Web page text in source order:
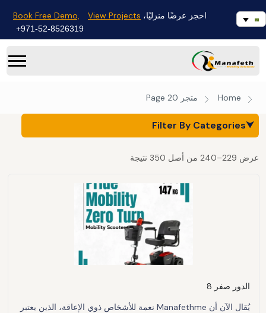
احجز عرضًا منزليًا، Book Free Demo, View Projects
971-52-8526319+
Home متجر
Filter By Categories⮟
عرض 229–240 من أصل 350 نتيجة
الدور صفر 8
يُقال الآن أن Manafethme نعمة للأشخاص ذوي الإعاقة، الذين يعتبر